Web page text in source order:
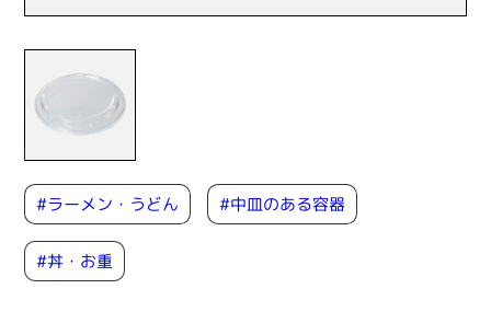
#ラーメン・うどん #中皿のある容器
#丼・お重